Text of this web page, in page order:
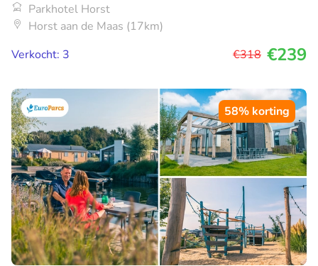
Parkhotel Horst
Horst aan de Maas (17km)
Verkocht: 3
€318 €239
58% korting